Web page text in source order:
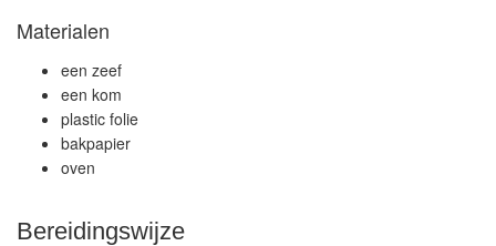
Materialen
een zeef
een kom
plastic folie
bakpapier
oven
Bereidingswijze